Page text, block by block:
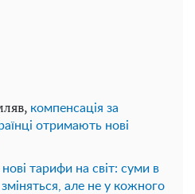
компенсація за
отримають нові
нові тарифи на світ: суми в
але не у кожного